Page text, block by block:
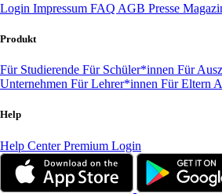
Login Impressum FAQ AGB Presse
Produkt
Für Studierende Für Schüler*innen Für
Unternehmen Für Lehrer*innen Für Eltern
Help
Help CenterPremium Login